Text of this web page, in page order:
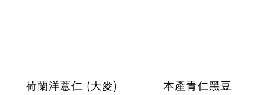
荷蘭洋薏仁 (大麥) 本產青仁黑豆